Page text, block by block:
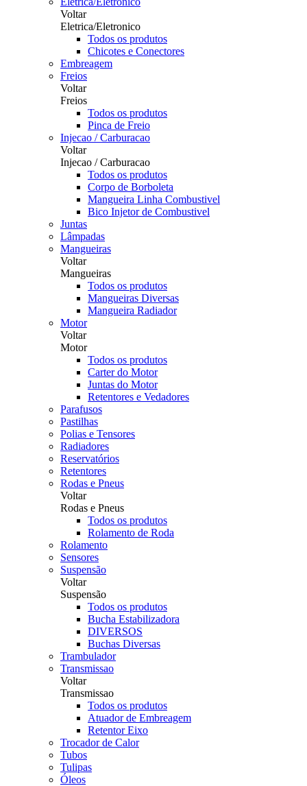
Voltar
Eletrica/Eletronico
Todos os produtos
Chicotes e Conectores
Embreagem
Freios
Voltar
Freios
Todos os produtos
Pinca de Freio
Injecao / Carburacao
Voltar
Injecao / Carburacao
Todos os produtos
Corpo de Borboleta
Mangueira Linha Combustivel
Bico Injetor de Combustivel
Juntas
Lâmpadas
Mangueiras
Voltar
Mangueiras
Todos os produtos
Mangueiras Diversas
Mangueira Radiador
Motor
Voltar
Motor
Todos os produtos
Carter do Motor
Juntas do Motor
Retentores e Vedadores
Parafusos
Pastilhas
Polias e Tensores
Radiadores
Reservatórios
Retentores
Rodas e Pneus
Voltar
Rodas e Pneus
Todos os produtos
Rolamento de Roda
Rolamento
Sensores
Suspensão
Voltar
Suspensão
Todos os produtos
Bucha Estabilizadora
DIVERSOS
Buchas Diversas
Trambulador
Transmissao
Voltar
Transmissao
Todos os produtos
Atuador de Embreagem
Retentor Eixo
Trocador de Calor
Tubos
Tulipas
Óleos